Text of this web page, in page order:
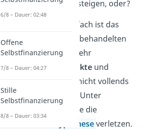
dem Finanzmarkt einsteigen, oder?
Moment, ganz so einfach ist das
leider nicht. Die eben behandelten
Analysen sind leider sehr
theoretische Konstrukte und
können in der Praxis nicht vollends
angewendet werden. Unter
anderem auch, weil sie die
Effizienzmarkthypotheseverletzen.
6/8 – Dauer: 02:48
Offene
Selbstfinanzierung
7/8 – Dauer: 04:27
Stille
Selbstfinanzierung
8/8 – Dauer: 03:34